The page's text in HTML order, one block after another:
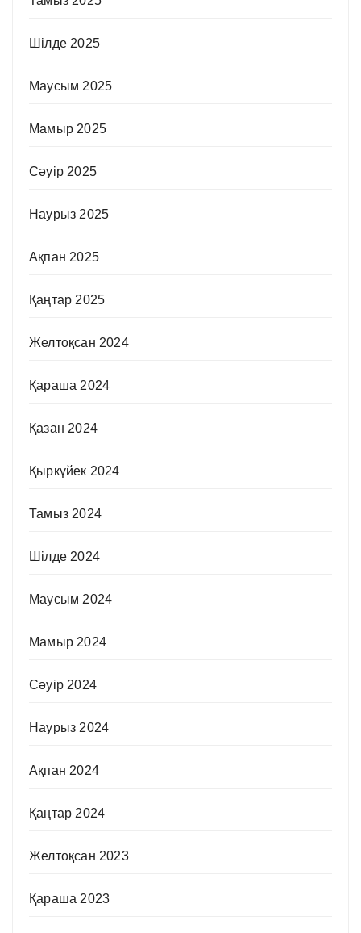
Шілде 2025
Маусым 2025
Мамыр 2025
Сәуір 2025
Наурыз 2025
Ақпан 2025
Қаңтар 2025
Желтоқсан 2024
Қараша 2024
Қазан 2024
Қыркүйек 2024
Тамыз 2024
Шілде 2024
Маусым 2024
Мамыр 2024
Сәуір 2024
Наурыз 2024
Ақпан 2024
Қаңтар 2024
Желтоқсан 2023
Қараша 2023